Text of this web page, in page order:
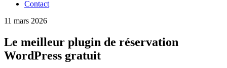
Contact
11 mars 2026
Le meilleur plugin de réservation
WordPress gratuit